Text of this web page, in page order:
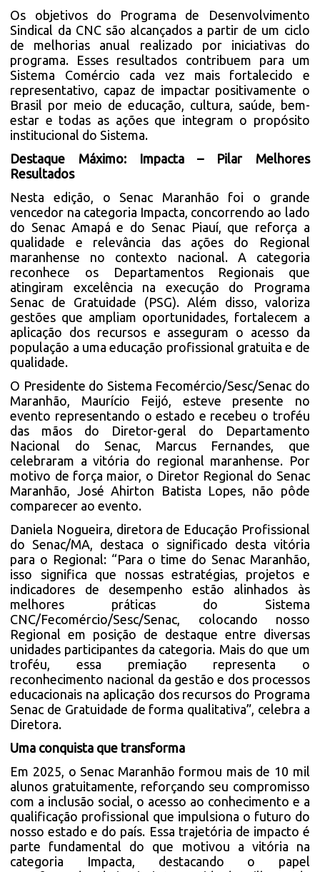
Os objetivos do Programa de Desenvolvimento
Sindical da CNC são alcançados a partir de um ciclo
de melhorias anual realizado por iniciativas do
programa. Esses resultados contribuem para um
Sistema Comércio cada vez mais fortalecido e
representativo, capaz de impactar positivamente o
Brasil por meio de educação, cultura, saúde, bem-
estar e todas as ações que integram o propósito
institucional do Sistema.
Destaque Máximo: Impacta – Pilar Melhores
Resultados
Nesta edição, o Senac Maranhão foi o grande
vencedor na categoria Impacta, concorrendo ao lado
do Senac Amapá e do Senac Piauí, que reforça a
qualidade e relevância das ações do Regional
maranhense no contexto nacional. A categoria
reconhece os Departamentos Regionais que
atingiram excelência na execução do Programa
Senac de Gratuidade (PSG). Além disso, valoriza
gestões que ampliam oportunidades, fortalecem a
aplicação dos recursos e asseguram o acesso da
população a uma educação profissional gratuita e de
qualidade.
O Presidente do Sistema Fecomércio/Sesc/Senac do
Maranhão, Maurício Feijó, esteve presente no
evento representando o estado e recebeu o troféu
das mãos do Diretor-geral do Departamento
Nacional do Senac, Marcus Fernandes, que
celebraram a vitória do regional maranhense. Por
motivo de força maior, o Diretor Regional do Senac
Maranhão, José Ahirton Batista Lopes, não pôde
comparecer ao evento.
Daniela Nogueira, diretora de Educação Profissional
do Senac/MA, destaca o significado desta vitória
para o Regional: “Para o time do Senac Maranhão,
isso significa que nossas estratégias, projetos e
indicadores de desempenho estão alinhados às
melhores práticas do Sistema
CNC/Fecomércio/Sesc/Senac, colocando nosso
Regional em posição de destaque entre diversas
unidades participantes da categoria. Mais do que um
troféu, essa premiação representa o
reconhecimento nacional da gestão e dos processos
educacionais na aplicação dos recursos do Programa
Senac de Gratuidade de forma qualitativa”, celebra a
Diretora.
Uma conquista que transforma
Em 2025, o Senac Maranhão formou mais de 10 mil
alunos gratuitamente, reforçando seu compromisso
com a inclusão social, o acesso ao conhecimento e a
qualificação profissional que impulsiona o futuro do
nosso estado e do país. Essa trajetória de impacto é
parte fundamental do que motivou a vitória na
categoria Impacta, destacando o papel